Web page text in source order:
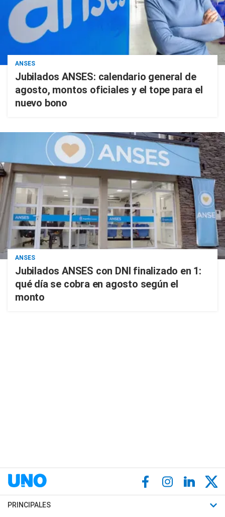
ANSES
Jubilados ANSES: calendario general de
agosto, montos oficiales y el tope para el
nuevo bono
ANSES
Jubilados ANSES con DNI finalizado en 1:
qué día se cobra en agosto según el
monto
PRINCIPALES